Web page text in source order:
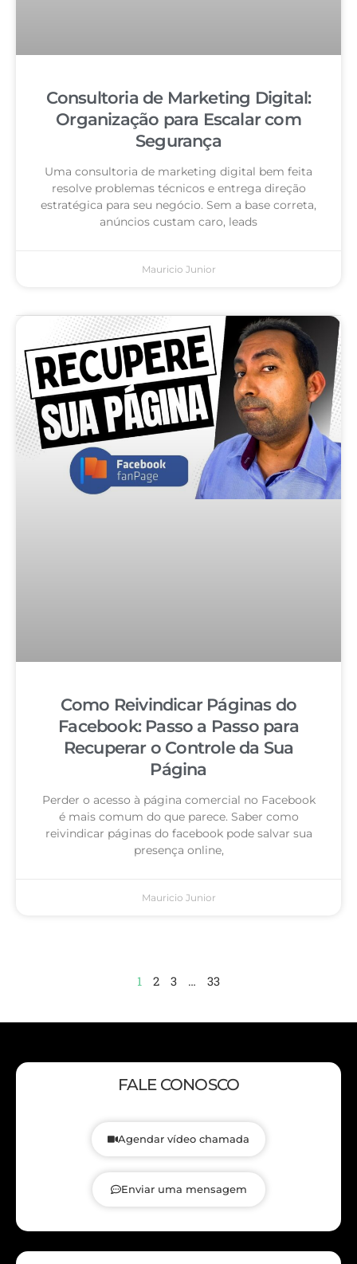
Consultoria de Marketing Digital:
Organização para Escalar com
Segurança
Uma consultoria de marketing digital bem feita
resolve problemas técnicos e entrega direção
estratégica para seu negócio. Sem a base correta,
anúncios custam caro, leads
Mauricio Junior
Como Reivindicar Páginas do
Facebook: Passo a Passo para
Recuperar o Controle da Sua
Página
Perder o acesso à página comercial no Facebook
é mais comum do que parece. Saber como
reivindicar páginas do facebook pode salvar sua
presença online,
Mauricio Junior
1 2 3 … 33
FALE CONOSCO
Agendar vídeo chamada
Enviar uma mensagem